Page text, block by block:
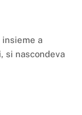
a
si nascondeva